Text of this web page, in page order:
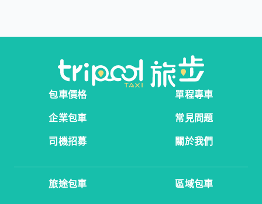
包車價格
單程專車
企業包車
常見問題
司機招募
關於我們
旅途包車 區域包車